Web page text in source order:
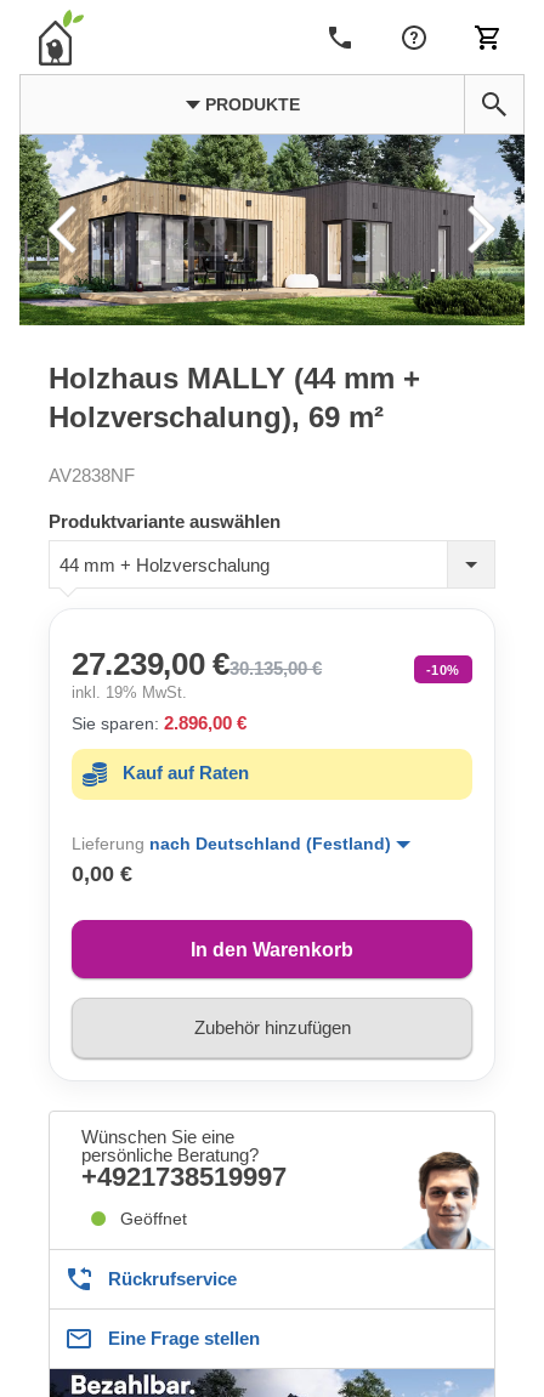
PRODUKTE
Holzhaus MALLY (44 mm +
Holzverschalung), 69 m²
AV2838NF
Produktvariante auswählen
44 mm + Holzverschalung
27.239,00 €30.135,00 € -10%
inkl. 19% MwSt.
Sie sparen: 2.896,00 €
Kauf auf Raten
Lieferung nach Deutschland (Festland)
0,00 €
In den Warenkorb
Zubehör hinzufügen
Wünschen Sie eine
persönliche Beratung?
+4921738519997
Geöffnet
Rückrufservice
Eine Frage stellen